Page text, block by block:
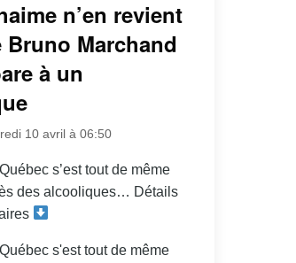
n’en revient
Bruno Marchand
à un
10 avril à 06:50
s’est tout de même
des alcooliques… Détails
s'est tout de même